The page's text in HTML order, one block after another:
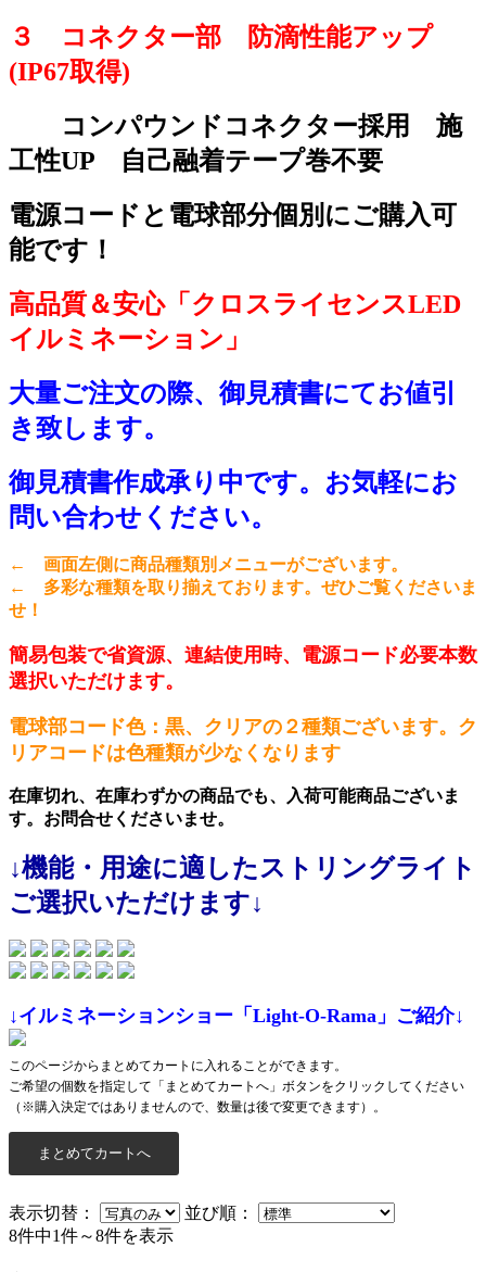
３ コネクター部 防滴性能アップ
(IP67取得)
コンパウンドコネクター採用 施
工性UP 自己融着テープ巻不要
電源コードと電球部分個別にご購入可
能です！
高品質＆安心「クロスライセンスLED
イルミネーション」
大量ご注文の際、御見積書にてお値引
き致します。
御見積書作成承り中です。お気軽にお
問い合わせください。
← 画面左側に商品種類別メニューがございます。
← 多彩な種類を取り揃えております。ぜひご覧くださいま
せ！
簡易包装で省資源、連結使用時、電源コード必要本数
選択いただけます。
電球部コード色：黒、クリアの２種類ございます。ク
リアコードは色種類が少なくなります
在庫切れ、在庫わずかの商品でも、入荷可能商品ございま
す。お問合せくださいませ。
↓機能・用途に適したストリングライト
ご選択いただけます↓
↓イルミネーションショー「Light-O-Rama」ご紹介↓
このページからまとめてカートに入れることができます。
ご希望の個数を指定して「まとめてカートへ」ボタンをクリックしてください
（※購入決定ではありませんので、数量は後で変更できます）。
表示切替：
並び順：
8件中1件～8件を表示